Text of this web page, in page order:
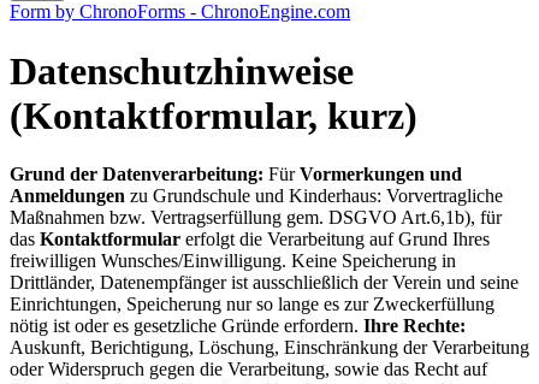
Form by ChronoForms - ChronoEngine.com
Datenschutzhinweise
(Kontaktformular, kurz)
Grund der Datenverarbeitung: FürVormerkungen und
Anmeldungen zu Grundschule und Kinderhaus: Vorvertragliche
Maßnahmen bzw. Vertragserfüllung gem. DSGVO Art.6,1b), für
das Kontaktformular erfolgt die Verarbeitung auf Grund Ihres
freiwilligen Wunsches/Einwilligung. Keine Speicherung in
Drittländer, Datenempfänger ist ausschließlich der Verein und seine
Einrichtungen, Speicherung nur so lange es zur Zweckerfüllung
nötig ist oder es gesetzliche Gründe erfordern. Ihre Rechte:
Auskunft, Berichtigung, Löschung, Einschränkung der Verarbeitung
oder Widerspruch gegen die Verarbeitung, sowie das Recht auf